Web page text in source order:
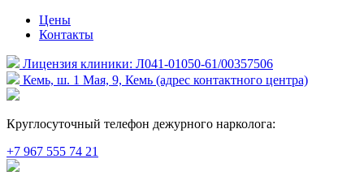
Цены
Контакты
Лицензия клиники: Л041-01050-61/00357506
Кемь, ш. 1 Мая, 9, Кемь (адрес контактного центра)
Круглосуточный телефон дежурного нарколога:
+7 967 555 74 21